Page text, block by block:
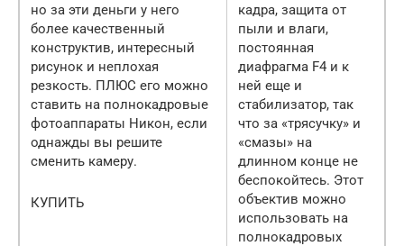
но за эти деньги у него
более качественный
конструктив, интересный
рисунок и неплохая
резкость. ПЛЮС его можно
ставить на полнокадровые
фотоаппараты Никон, если
однажды вы решите
сменить камеру.
КУПИТЬ
кадра, защита от
пыли и влаги,
постоянная
диафрагма F4 и к
ней еще и
стабилизатор, так
что за «трясучку» и
«смазы» на
длинном конце не
беспокойтесь. Этот
объектив можно
использовать на
полнокадровых